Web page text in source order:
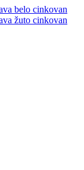
belo cinkovan
žuto cinkovan